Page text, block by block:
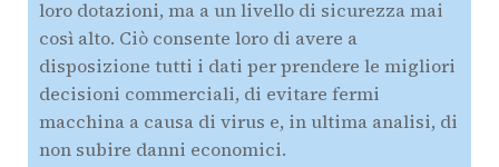
loro dotazioni, ma a un livello di sicurezza mai
così alto. Ciò consente loro di avere a
disposizione tutti i dati per prendere le migliori
decisioni commerciali, di evitare fermi
macchina a causa di virus e, in ultima analisi, di
non subire danni economici.